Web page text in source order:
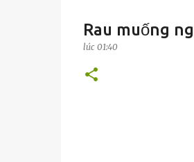
Rau muống
lúc 01:40